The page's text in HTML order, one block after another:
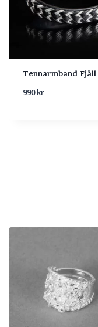
Tennarmband Fjäll
990kr